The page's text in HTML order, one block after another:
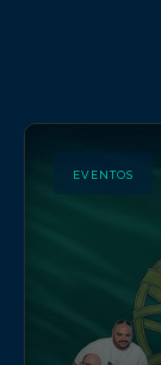
EVENTOS